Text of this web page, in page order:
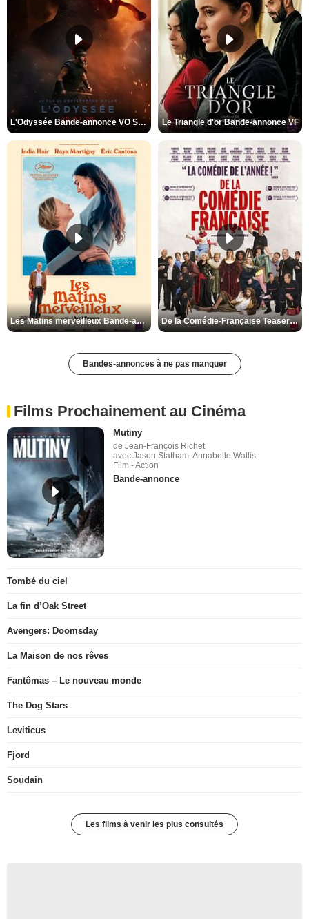
L'Odyssée Bande-annonce VO STFR Le Triangle d'or Bande-annonce VF
Les Matins merveilleux Bande-annonce VF De la Comédie-Française Teaser VF
Bandes-annonces à ne pas manquer
Films Prochainement au Cinéma
Mutiny
de Jean-François Richet
avec Jason Statham, Annabelle Wallis
Film - Action
Bande-annonce
Tombé du ciel
La fin d’Oak Street
Avengers: Doomsday
La Maison de nos rêves
Fantômas – Le nouveau monde
The Dog Stars
Leviticus
Fjord
Soudain
Les films à venir les plus consultés